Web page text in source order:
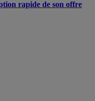
rapide de son offre